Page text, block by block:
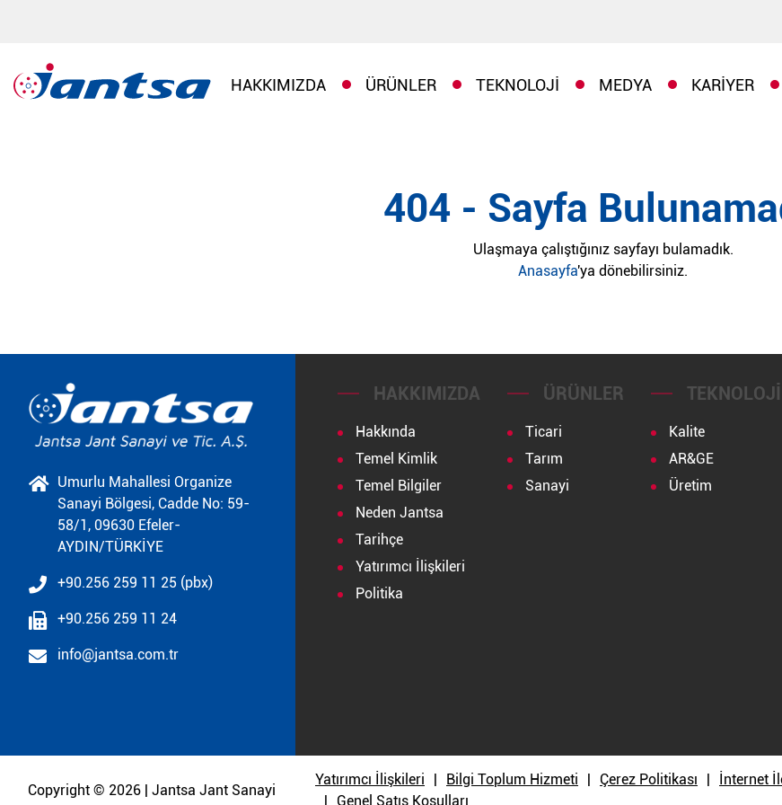
HAKKIMIZDA ÜRÜNLER TEKNOLOJI MEDYA KARIYER
404 - Sayfa
Ulaşmaya çalıştığınız sayfayı bulamadık.
Anasayfa'ya dönebilirsiniz.
Umurlu Mahallesi Organize
Sanayi Bölgesi, Cadde No: 59-
58/1, 09630 Efeler-
AYDIN/TÜRKİYE
+90.256 259 11 25 (pbx)
+90.256 259 11 24
info@jantsa.com.tr
HAKKIMIZDA
Hakkında
Temel Kimlik
Temel Bilgiler
Neden Jantsa
Tarihçe
Yatırımcı İlişkileri
Politika
ÜRÜNLER
Ticari
Tarım
Sanayi
TEKNOLOJI
Kalite
AR&GE
Üretim
Copyright © 2026 | Jantsa Jant Sanayi
Yatırımcı İlişkileri Bilgi Toplum Hizmeti Çerez Politikası
İnternet
Genel Satış Koşulları